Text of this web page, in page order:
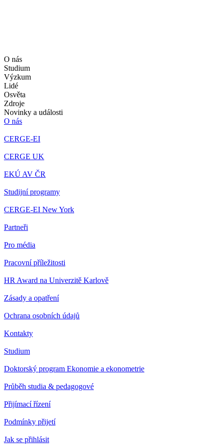
O nás
Studium
Výzkum
Lidé
Osvěta
Zdroje
Novinky a události
O nás
CERGE-EI
CERGE UK
EKÚ AV ČR
Studijní programy
CERGE-EI New York
Partneři
Pro média
Pracovní příležitosti
HR Award na Univerzitě Karlově
Zásady a opatření
Ochrana osobních údajů
Kontakty
Studium
Doktorský program Ekonomie a ekonometrie
Průběh studia & pedagogové
Přijímací řízení
Podmínky přijetí
Jak se přihlásit